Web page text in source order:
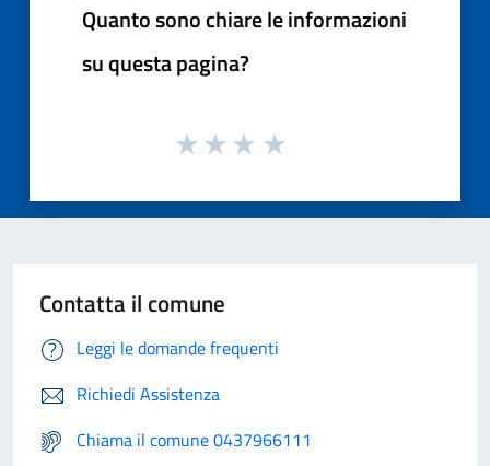
Quanto sono chiare le informazioni
su questa pagina?
Contatta il comune
Leggi le domande frequenti
Richiedi Assistenza
Chiama il comune 0437966111